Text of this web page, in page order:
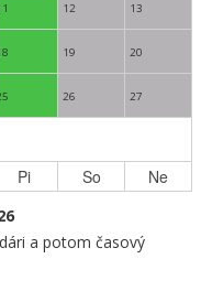
12 13
19 20
26 27
Pi So Ne
a potom časový